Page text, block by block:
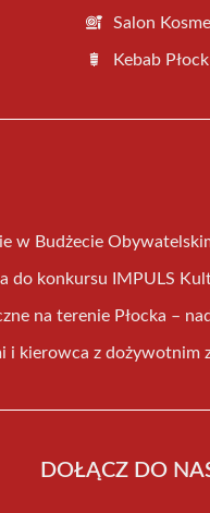
Salon
Kebab Płock
w Budżecie
do konkursu IMPULS
na terenie Płocka –
i kierowca z dożywotnim
DOŁĄCZ DO